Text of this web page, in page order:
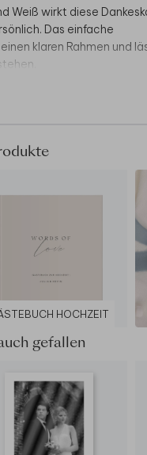
Weiß wirkt diese
Das einfache
klaren Rahmen und
gestalten ergänzt ihr
Papiersorten,
Je nach Wahl entsteht eine
Gut zu wissen:
und können
Tipp: Bestellt einen
und bestellt
und Wirkung in Ruhe zu
Sets
HOCHZEIT
gefallen